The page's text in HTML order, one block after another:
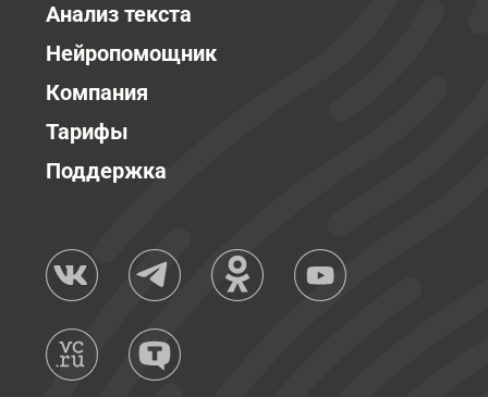
Анализ текста
Нейропомощник
Компания
Тарифы
Поддержка